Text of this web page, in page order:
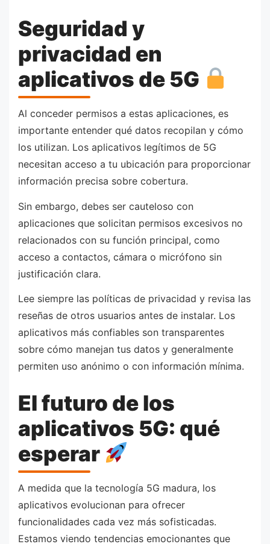
Seguridad y
privacidad en
aplicativos de 5G
Al conceder permisos a estas aplicaciones, es
importante entender qué datos recopilan y cómo
los utilizan. Los aplicativos legítimos de 5G
necesitan acceso a tu ubicación para proporcionar
información precisa sobre cobertura.
Sin embargo, debes ser cauteloso con
aplicaciones que solicitan permisos excesivos no
relacionados con su función principal, como
acceso a contactos, cámara o micrófono sin
justificación clara.
Lee siempre las políticas de privacidad y revisa las
reseñas de otros usuarios antes de instalar. Los
aplicativos más confiables son transparentes
sobre cómo manejan tus datos y generalmente
permiten uso anónimo o con información mínima.
El futuro de los
aplicativos 5G: qué
esperar
A medida que la tecnología 5G madura, los
aplicativos evolucionan para ofrecer
funcionalidades cada vez más sofisticadas.
Estamos viendo tendencias emocionantes que